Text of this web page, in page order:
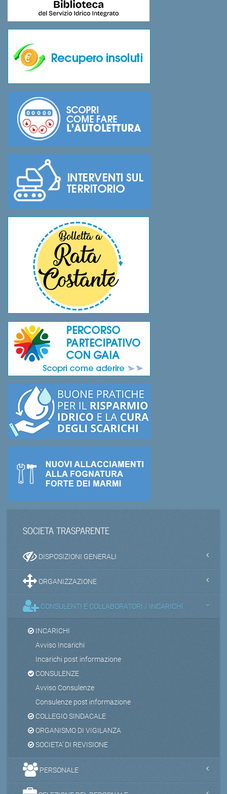
SOCIETA TRASPARENTE
DISPOSIZIONI GENERALI
ORGANIZZAZIONE
CONSULENTI E COLLABORATORI / INCARICHI
INCARICHI
Avviso Incarichi
Incarichi post informazione
CONSULENZE
Avviso Consulenze
Consulenze post informazione
COLLEGIO SINDACALE
ORGANISMO DI VIGILANZA
SOCIETA' DI REVISIONE
PERSONALE